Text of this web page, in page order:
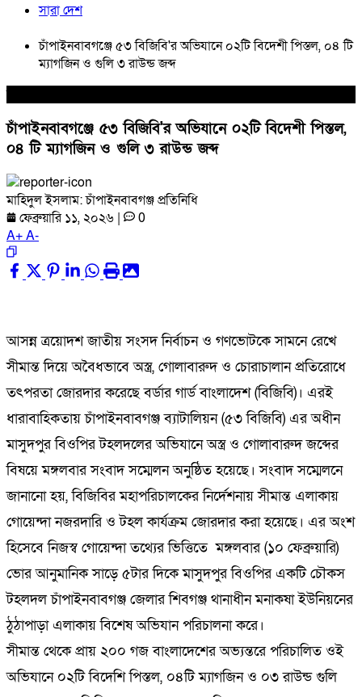
সারা দেশ
চাঁপাইনবাবগঞ্জে ৫৩ বিজিবি'র অভিযানে ০২টি বিদেশী পিস্তল, ০৪ টি
ম্যাগজিন ও গুলি ৩ রাউন্ড জব্দ
চাঁপাইনবাবগঞ্জে ৫৩ বিজিবি'র অভিযানে ০২টি বিদেশী পিস্তল,
০৪ টি ম্যাগজিন ও গুলি ৩ রাউন্ড জব্দ
মাহিদুল ইসলাম: চাঁপাইনবাবগঞ্জ প্রতিনিধি
ফেব্রুয়ারি ১১, ২০২৬ |
0
A+A-
আসন্ন ত্রয়োদশ জাতীয় সংসদ নির্বাচন ও গণভোটকে সামনে রেখে
সীমান্ত দিয়ে অবৈধভাবে অস্ত্র, গোলাবারুদ ও চোরাচালান প্রতিরোধে
তৎপরতা জোরদার করেছে বর্ডার গার্ড বাংলাদেশ (বিজিবি)। এরই
ধারাবাহিকতায় চাঁপাইনবাবগঞ্জ ব্যাটালিয়ন (৫৩ বিজিবি) এর অধীন
মাসুদপুর বিওপির টহলদলের অভিযানে অস্ত্র ও গোলাবারুদ জব্দের
বিষয়ে মঙ্গলবার সংবাদ সম্মেলন অনুষ্ঠিত হয়েছে। সংবাদ সম্মেলনে
জানানো হয়, বিজিবির মহাপরিচালকের নির্দেশনায় সীমান্ত এলাকায়
গোয়েন্দা নজরদারি ও টহল কার্যক্রম জোরদার করা হয়েছে। এর অংশ
হিসেবে নিজস্ব গোয়েন্দা তথ্যের ভিত্তিতে মঙ্গলবার (১০ ফেব্রুয়ারি)
ভোর আনুমানিক সাড়ে ৫টার দিকে মাসুদপুর বিওপির একটি চৌকস
টহলদল চাঁপাইনবাবগঞ্জ জেলার শিবগঞ্জ থানাধীন মনাকষা ইউনিয়নের
ঠুঠাপাড়া এলাকায় বিশেষ অভিযান পরিচালনা করে।
সীমান্ত থেকে প্রায় ২০০ গজ বাংলাদেশের অভ্যন্তরে পরিচালিত ওই
অভিযানে ০২টি বিদেশি পিস্তল, ০৪টি ম্যাগজিন ও ০৩ রাউন্ড গুলি